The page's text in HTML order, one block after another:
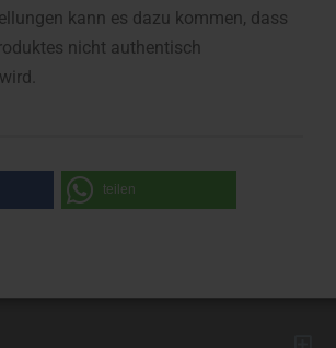
kann es dazu kommen, dass
nicht authentisch
teilen